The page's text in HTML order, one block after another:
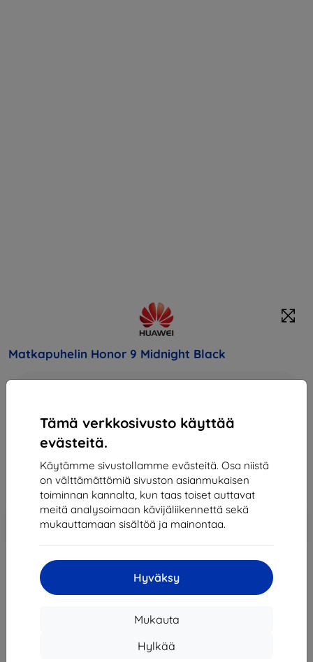
Tämä verkkosivusto käyttää
evästeitä.
Käytämme sivustollamme evästeitä. Osa niistä
on välttämättömiä sivuston asianmukaisen
toiminnan kannalta, kun taas toiset auttavat
meitä analysoimaan kävijäliikennettä sekä
mukauttamaan sisältöä ja mainontaa.
Hyväksy
Mukauta
Hylkää
Matkapuhelin Honor 9 Midnight Black
405,90 €
365,32 €
Hinta ilman ALV:tä294,61 €
-10%
Alennus kupongilla
EXTRA10
Lisää
ostoskoriin
Loppuunmyyty